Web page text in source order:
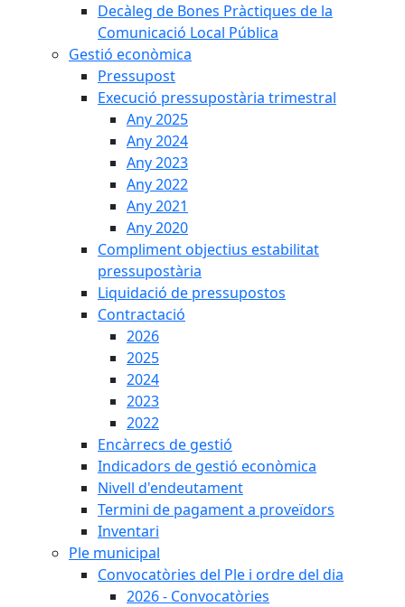
Decàleg de Bones Pràctiques de la
Comunicació Local Pública
Gestió econòmica
Pressupost
Execució pressupostària trimestral
Any 2025
Any 2024
Any 2023
Any 2022
Any 2021
Any 2020
Compliment objectius estabilitat
pressupostària
Liquidació de pressupostos
Contractació
2026
2025
2024
2023
2022
Encàrrecs de gestió
Indicadors de gestió econòmica
Nivell d'endeutament
Termini de pagament a proveïdors
Inventari
Ple municipal
Convocatòries del Ple i ordre del dia
2026 - Convocatòries